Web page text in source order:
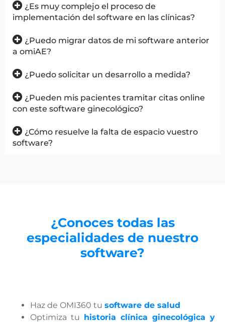
¿Es muy complejo el proceso de
implementación del software en las clínicas?
¿Puedo migrar datos de mi software anterior
a omiAE?
¿Puedo solicitar un desarrollo a medida?
¿Pueden mis pacientes tramitar citas online
con este software ginecológico?
¿Cómo resuelve la falta de espacio vuestro
software?
¿Conoces todas las
especialidades de nuestro
software?
Haz de OMI360 tu software de salud
Optimiza tu historia clínica ginecológica y